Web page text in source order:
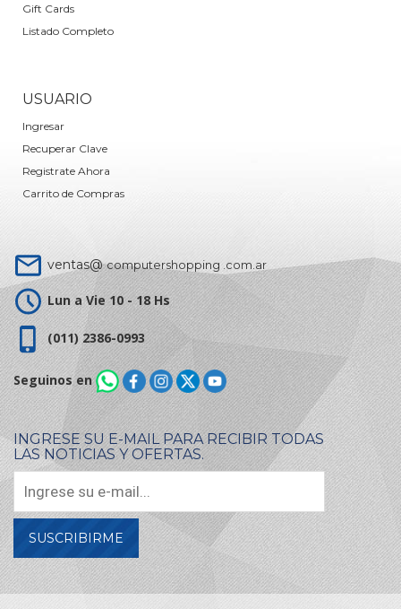
Gift Cards
Listado Completo
USUARIO
Ingresar
Recuperar Clave
Registrate Ahora
Carrito de Compras
ventas@computershopping .com.ar
Lun a Vie 10 - 18 Hs
(011) 2386-0993
Seguinos en
INGRESE SU E-MAIL PARA RECIBIR TODAS
LAS NOTICIAS Y OFERTAS.
SUSCRIBIRME